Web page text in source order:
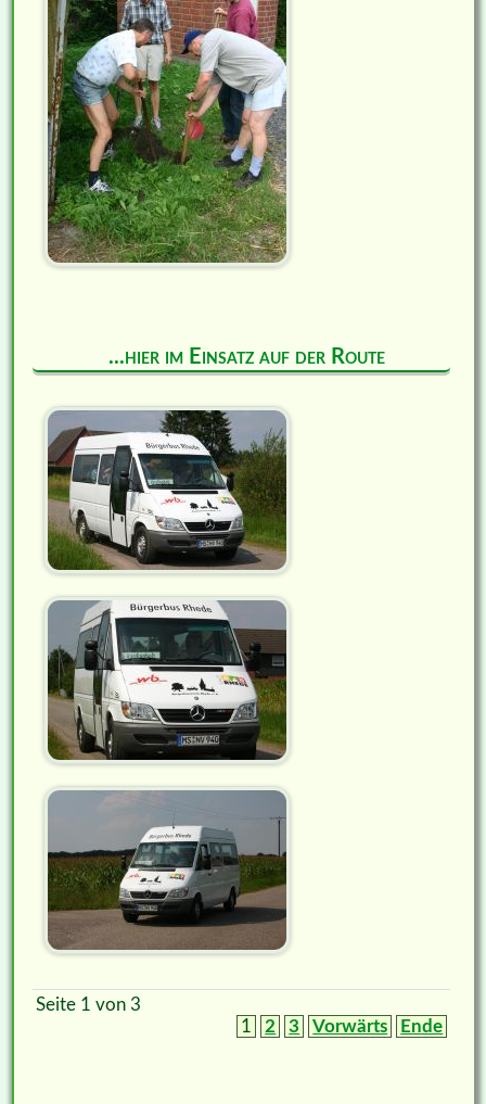
...hier im Einsatz auf der Route
Seite 1 von 3
1
2 3 Vorwärts Ende